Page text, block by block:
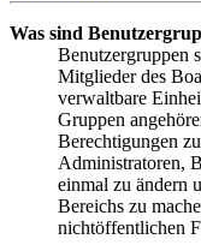
Was sind
Benutzergruppen
Mitglieder des
verwaltbare
Gruppen
Berechtigungen
Administratoren,
einmal zu ändern
Bereichs zu
nichtöffentlichen